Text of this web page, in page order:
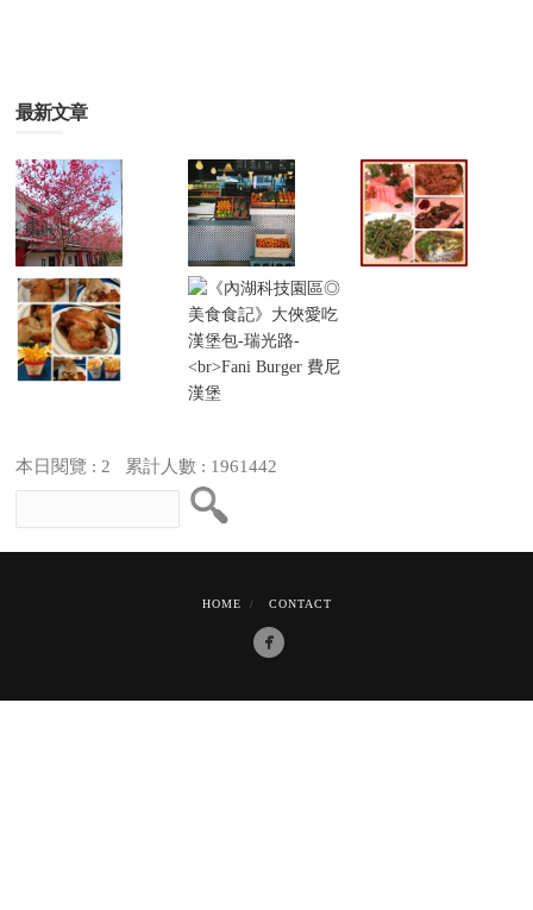
最新文章
本日閱覽 : 2 累計人數 : 1961442
HOME CONTACT